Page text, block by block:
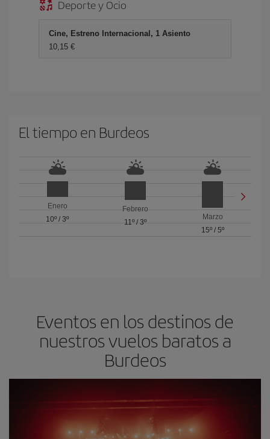
Deporte y Ocio
Cine, Estreno Internacional, 1 Asiento
10,15 €
El tiempo en Burdeos
Enero
10º /3º
Febrero
11º/ 3º
Marzo
15º/ 5º
Eventos en los destinos de
nuestros vuelos baratos a
Burdeos